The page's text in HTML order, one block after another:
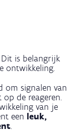
is belangrijk
ontwikkeling.
om signalen van
de reageren.
van je
een leuk,
.